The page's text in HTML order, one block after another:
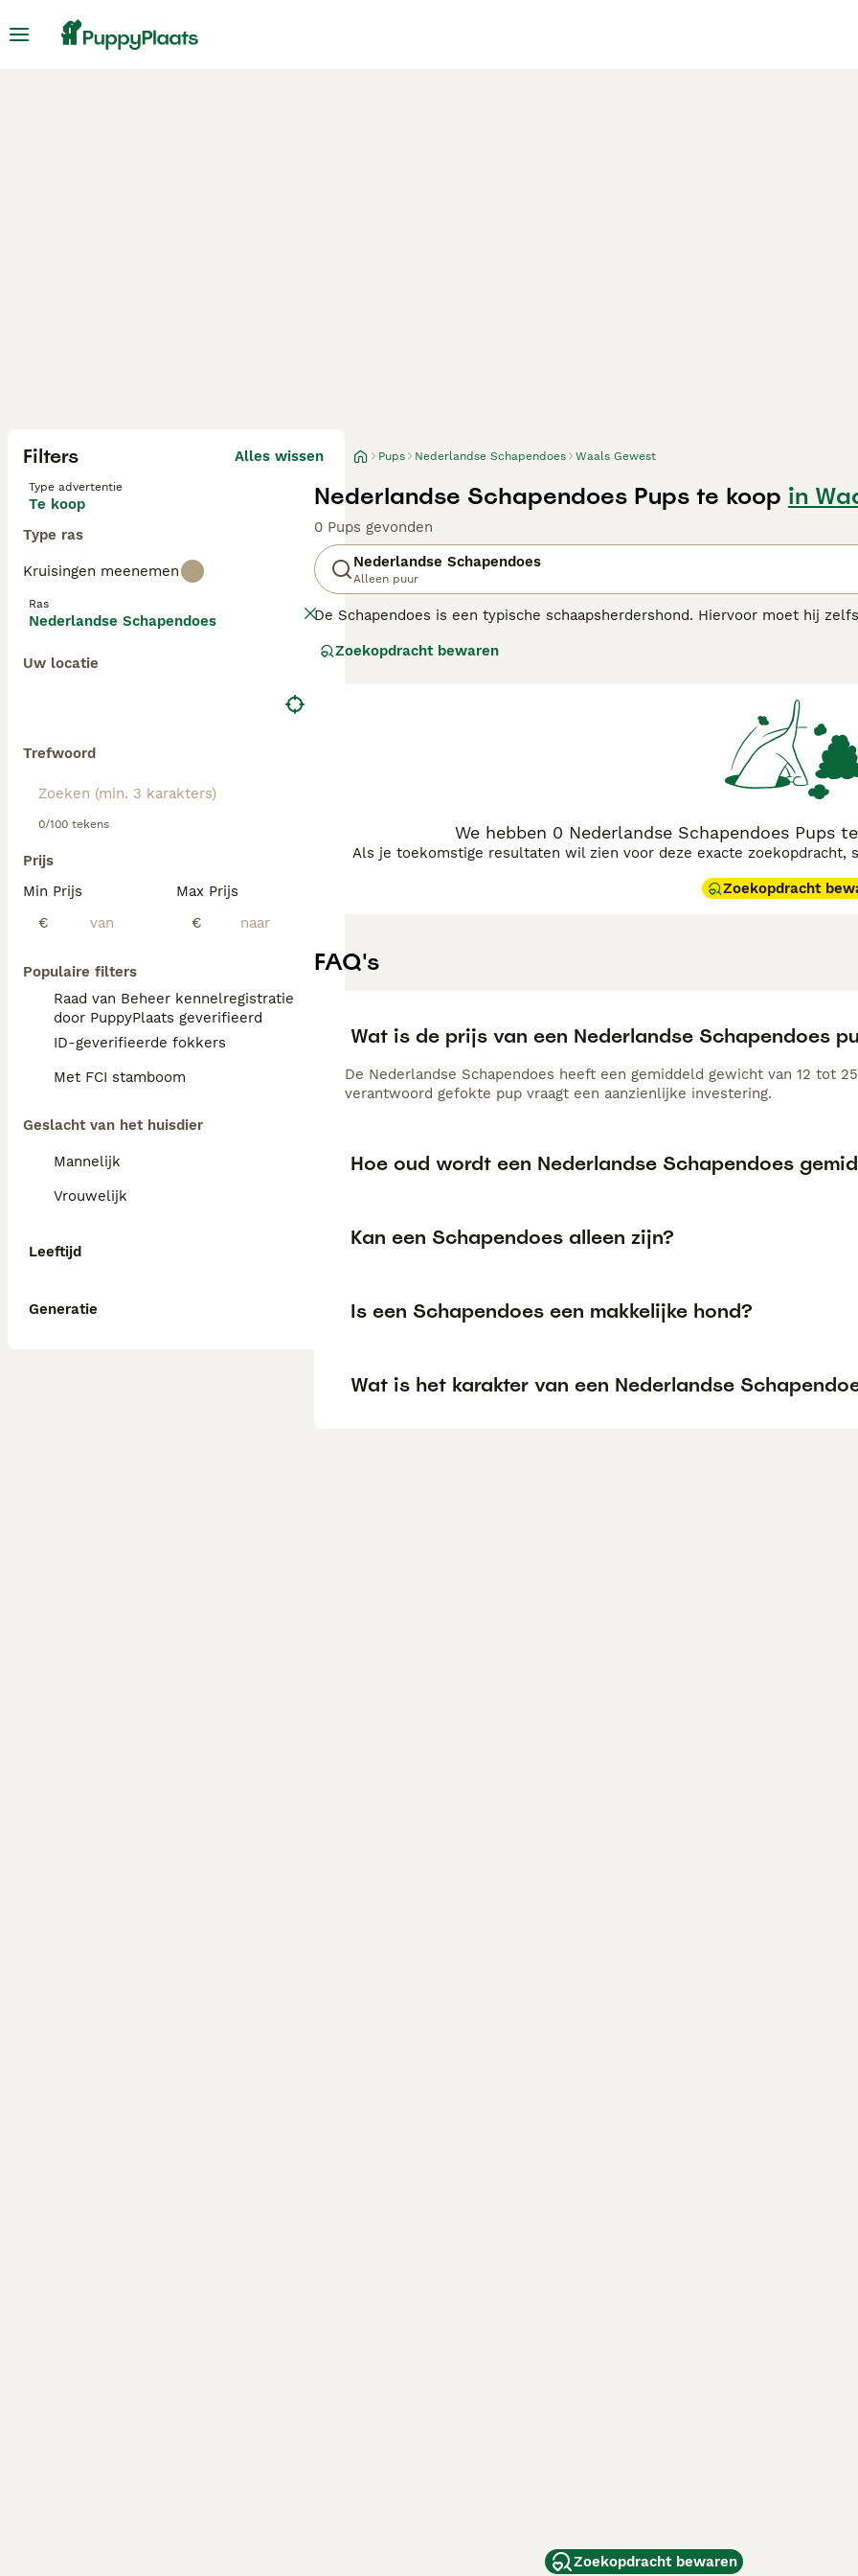
Filters Alles wissen
Type advertentie
Te koop
Type ras
Kruisingen meenemen
Ras
Nederlandse Schapendoes
Uw locatie
Trefwoord
0/100 tekens
Prijs
Min Prijs
€
Max Prijs
€
Populaire filters
Raad van Beheer kennelregistratie
door PuppyPlaats geverifieerd
ID-geverifieerde fokkers
Met FCI stamboom
Geslacht van het huisdier
Mannelijk
Vrouwelijk
Leeftijd
Generatie
Pups Nederlandse Schapendoes Waals Gewest
Nederlandse Schapendoes Pups te koop in
0 Pups gevonden
Nederlandse Schapendoes
Alleen puur
De Schapendoes is een typische schaapsherdershond. Hiervoor moet hij
eigen mensen toont hij grote innigheid en trouw. Hij is vrolijk, ondeugend,
Lees onze Schapendoes adviespagina voor informatie over dit hondenras.
Zoekopdracht bewaren
We hebben 0 Nederlandse Schapendoes Pups
Als je toekomstige resultaten wil zien voor deze exacte zoekopdracht,
Zoekopdracht
FAQ's
Wat is de prijs van een Nederlandse Schapendoes
De Nederlandse Schapendoes heeft een gemiddeld gewicht van 12 tot
verantwoord gefokte pup vraagt een aanzienlijke investering.
Hoe oud wordt een Nederlandse Schapendoes
Kan een Schapendoes alleen zijn?
Is een Schapendoes een makkelijke hond?
Wat is het karakter van een Nederlandse
Zoekopdracht bewaren